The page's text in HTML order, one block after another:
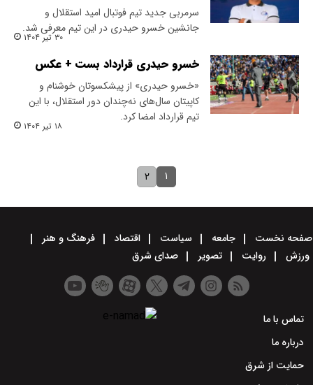
سرمربی جدید تیم فوتبال امید استقلال و
جانشین خسرو حیدری در این تیم معرفی شد.
۳۰ تیر ۱۴۰۴
خسرو حیدری قرارداد بست + عکس
«خسرو حیدری» از پیشکسوتان خوشنام و
کاپیتان سال‌های نه‌چندان دور استقلال، با این
تیم قرارداد امضا کرد.
۱۸ تیر ۱۴۰۴
۱ ۲
صفحه نخست جامعه سیاست اقتصاد
فرهنگ و هنر
ورزش
روایت تصویر صدای شرق
تماس با ما
درباره ما
حمایت از شرق